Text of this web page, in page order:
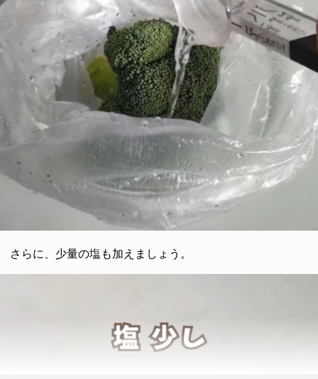
さらに、少量の塩も加えましょう。